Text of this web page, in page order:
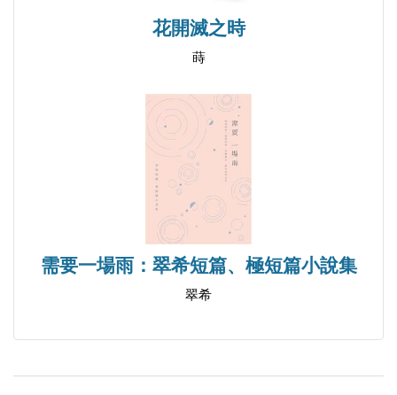
花開滅之時
蒔
需要一場雨：翠希短篇、極短篇小說集
翠希